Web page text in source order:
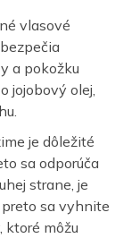
vlasové
a pokožku
jojobový olej,
je dôležité
sa odporúča
strane, je
sa vyhnite
môžu